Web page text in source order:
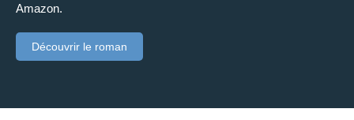
Amazon.
Découvrir le roman